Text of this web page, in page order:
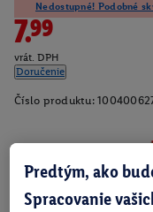
Nedostupné! Podobné
7.99
vrát. DPH
Doručenie
Číslo produktu:
Zistite svoju veľkosť
Predtým, ako
Spracovanie